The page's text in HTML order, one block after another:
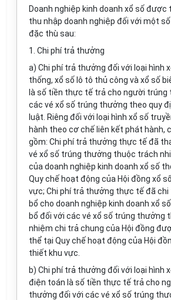
Doanh nghiệp kinh doanh xổ số
thu nhập doanh nghiệp đối với một
đặc thù sau:
1. Chi phí trả thưởng
a) Chi phí trả thưởng đối với loại hình
thống, xổ số lô tô thủ công và xổ số
là số tiền thực tế trả cho người trúng
các vé xổ số trúng thưởng theo quy
luật. Riêng đối với loại hình xổ số
hành theo cơ chế liên kết phát hành,
gồm: Chi phí trả thưởng thực tế đã
vé xổ số trúng thưởng thuộc trách
của doanh nghiệp kinh doanh xổ số
Quy chế hoạt động của Hội đồng xổ
vực; Chi phí trả thưởng thực tế đã
bổ cho doanh nghiệp kinh doanh xổ
bổ đối với các vé xổ số trúng thưởng
nhiệm chi trả chung của Hội đồng
thể tại Quy chế hoạt động của Hội
thiết khu vực.
b) Chi phí trả thưởng đối với loại hình
điện toán là số tiền thực tế trả cho
thưởng đối với các vé xổ số trúng